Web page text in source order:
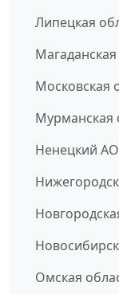
Липецкая
Московская
Мурманская
Ненецкий АО
Омская